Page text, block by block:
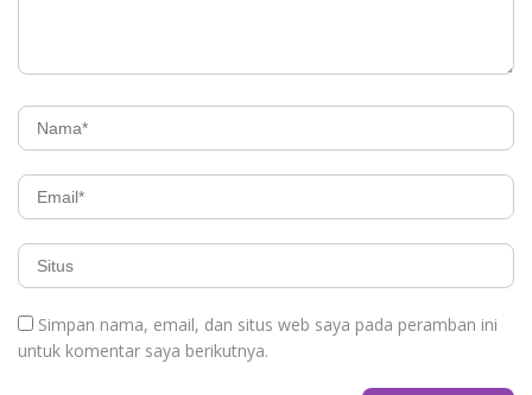
Simpan nama, email, dan situs web saya pada peramban ini
untuk komentar saya berikutnya.